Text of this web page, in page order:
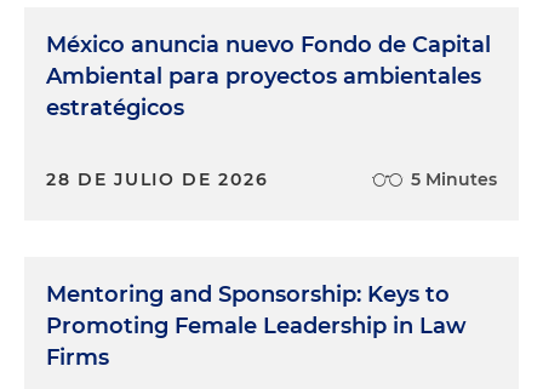
México anuncia nuevo Fondo de Capital
Ambiental para proyectos ambientales
estratégicos
28 DE JULIO DE 2026 5 Minutes
Mentoring and Sponsorship: Keys to
Promoting Female Leadership in Law
Firms